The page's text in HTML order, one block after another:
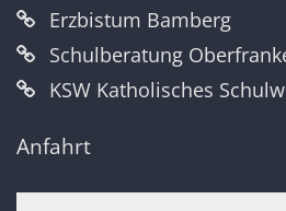
Erzbistum Bamberg
Schulberatung
KSW Katholisches
Anfahrt